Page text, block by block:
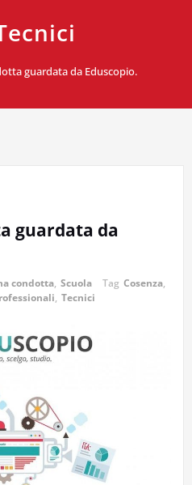
guardata da Eduscopio.
guardata da
condotta, Scuola Tag Cosenza,
, Tecnici